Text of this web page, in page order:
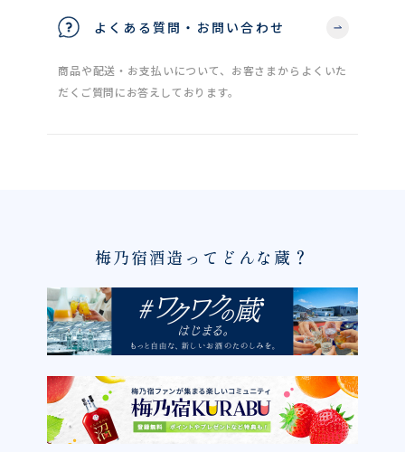
よくある質問・お問い合わせ
商品や配送・お支払いについて、お客さまからよくいた
だくご質問にお答えしております。
梅乃宿酒造ってどんな蔵？